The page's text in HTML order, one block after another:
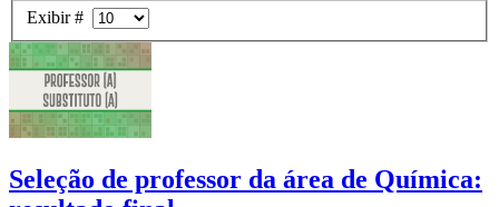
Exibir #
Seleção de professor da área de Química: